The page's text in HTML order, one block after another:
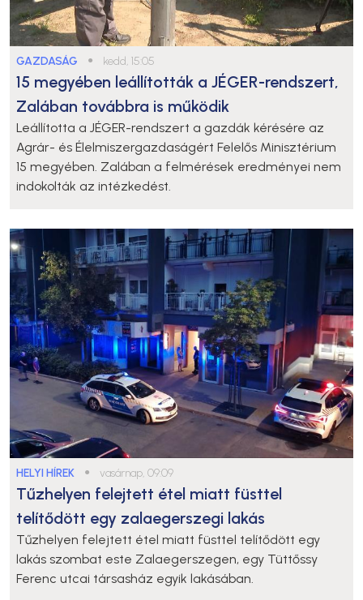
GAZDASÁG ● kedd, 15:05
15 megyében leállították a JÉGER-rendszert,
Zalában továbbra is működik
Leállította a JÉGER-rendszert a gazdák kérésére az
Agrár- és Élelmiszergazdaságért Felelős Minisztérium
15 megyében. Zalában a felmérések eredményei nem
indokolták az intézkedést.
HELYI HÍREK ● vasárnap, 09:09
Tűzhelyen felejtett étel miatt füsttel
telítődött egy zalaegerszegi lakás
Tűzhelyen felejtett étel miatt füsttel telítődött egy
lakás szombat este Zalaegerszegen, egy Tüttőssy
Ferenc utcai társasház egyik lakásában.